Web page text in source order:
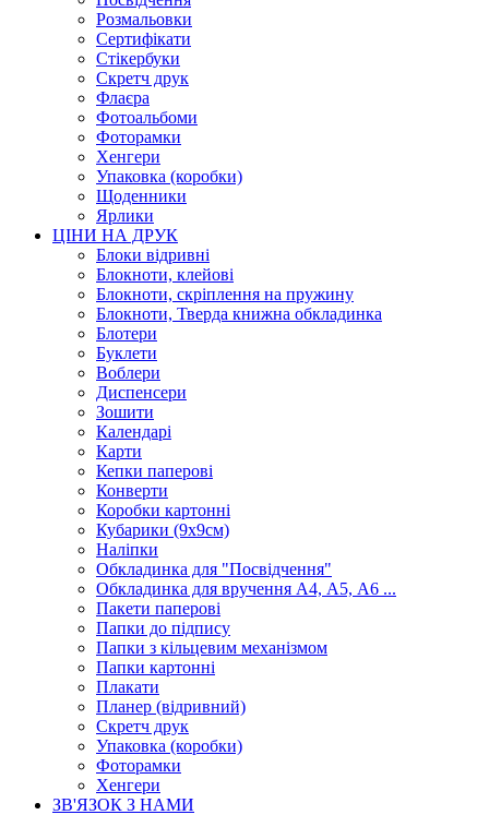
Розмальовки
Сертифікати
Стікербуки
Скретч друк
Флаєра
Фотоальбоми
Фоторамки
Хенгери
Упаковка (коробки)
Щоденники
Ярлики
ЦІНИ НА ДРУК
Блоки відривні
Блокноти, клейові
Блокноти, скріплення на пружину
Блокноти, Тверда книжна обкладинка
Блотери
Буклети
Воблери
Диспенсери
Зошити
Календарі
Карти
Кепки паперові
Конверти
Коробки картонні
Кубарики (9х9см)
Наліпки
Обкладинка для "Посвідчення"
Обкладинка для вручення А4, А5, А6 ...
Пакети паперові
Папки до підпису
Папки з кільцевим механізмом
Папки картонні
Плакати
Планер (відривний)
Скретч друк
Упаковка (коробки)
Фоторамки
Хенгери
ЗВ'ЯЗОК З НАМИ